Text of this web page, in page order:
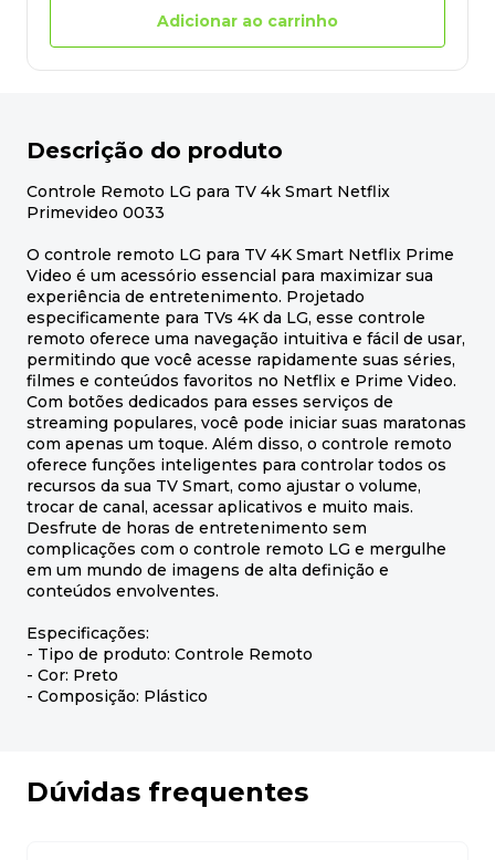
Adicionar ao carrinho
Descrição do produto
Controle Remoto LG para TV 4k Smart Netflix
Primevideo 0033
O controle remoto LG para TV 4K Smart Netflix Prime
Video é um acessório essencial para maximizar sua
experiência de entretenimento. Projetado
especificamente para TVs 4K da LG, esse controle
remoto oferece uma navegação intuitiva e fácil de usar,
permitindo que você acesse rapidamente suas séries,
filmes e conteúdos favoritos no Netflix e Prime Video.
Com botões dedicados para esses serviços de
streaming populares, você pode iniciar suas maratonas
com apenas um toque. Além disso, o controle remoto
oferece funções inteligentes para controlar todos os
recursos da sua TV Smart, como ajustar o volume,
trocar de canal, acessar aplicativos e muito mais.
Desfrute de horas de entretenimento sem
complicações com o controle remoto LG e mergulhe
em um mundo de imagens de alta definição e
conteúdos envolventes.
Especificações:
- Tipo de produto: Controle Remoto
- Cor: Preto
- Composição: Plástico
Dúvidas frequentes